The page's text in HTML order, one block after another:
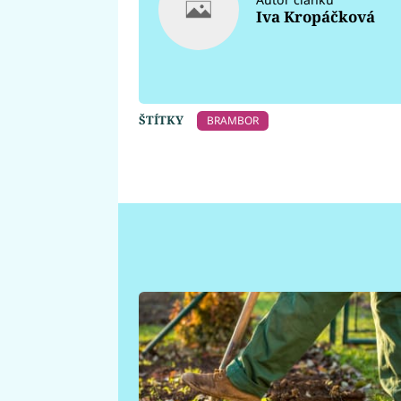
Iva Kropáčková
ŠTÍTKY BRAMBOR